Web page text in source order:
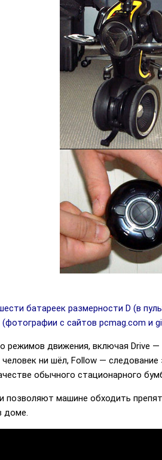
батареек размерности D (в
с сайтов pcmag.com и
режимов движения, включая Drive
ни шёл, Follow — следование
обычного стационарного
позволяют машине обходить
доме.